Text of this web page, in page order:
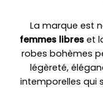
La marque est
femmes libres et
robes bohèmes
légèreté,
intemporelles qui